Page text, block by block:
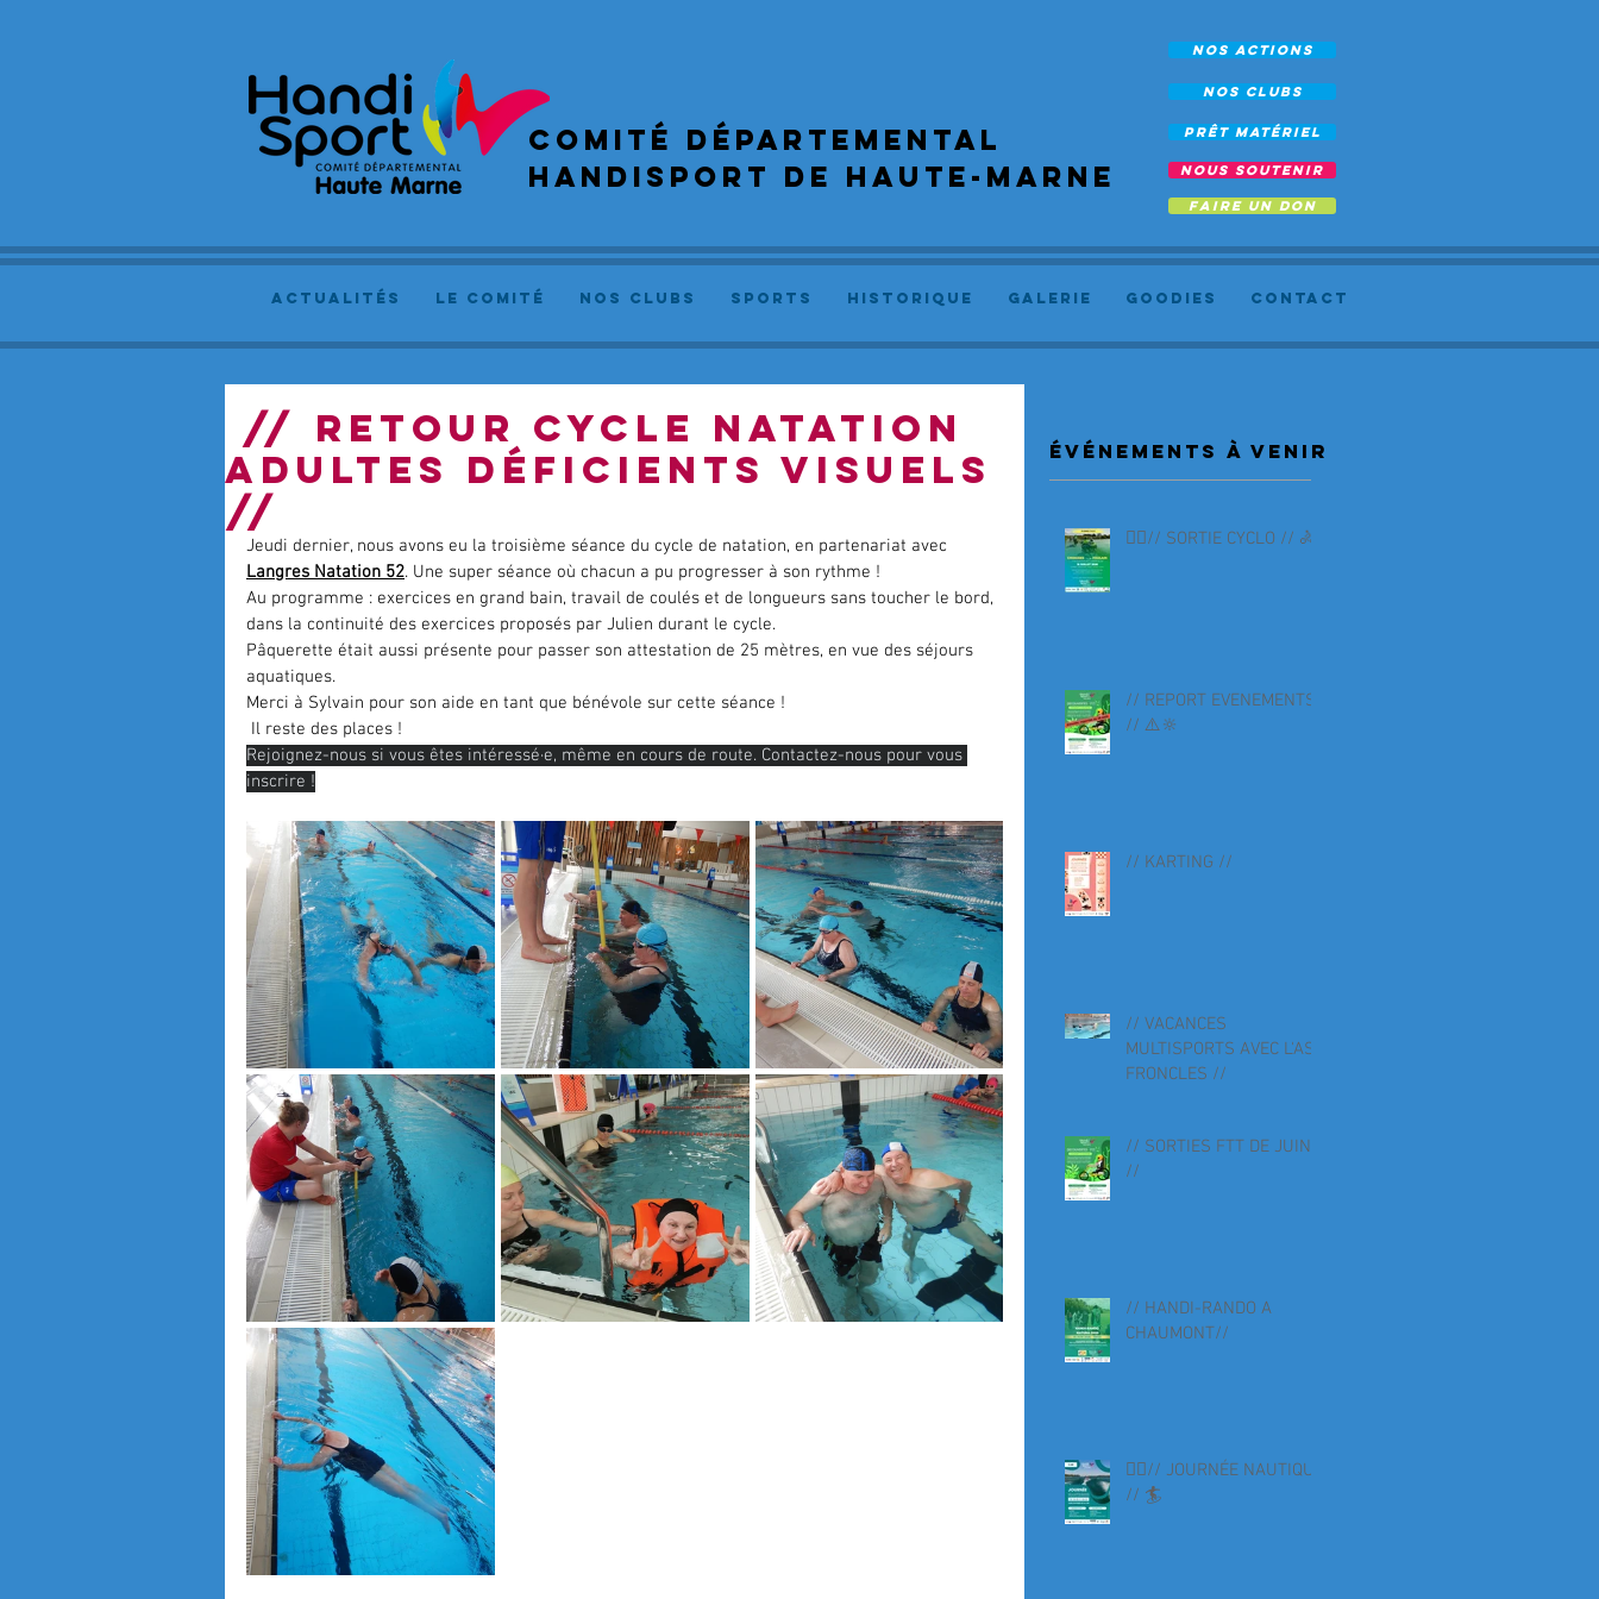
COMIté départemental
handisport de haute-marne
NOUS SOUTENIR
NOS ACTIONS
NOS CLUBS
prêt Matériel
FAIRE UN DON
actualités le comité NOS CLUBS SPORTS Historique GALERIE Goodies Contact
// RETOUR CYCLE NATATION
ADULTES DÉFICIENTS VISUELS
//
Jeudi dernier, nous avons eu la troisième séance du cycle de natation, en partenariat avec
Langres Natation 52. Une super séance où chacun a pu progresser à son rythme !
Au programme : exercices en grand bain, travail de coulés et de longueurs sans toucher le bord,
dans la continuité des exercices proposés par Julien durant le cycle.
Pâquerette était aussi présente pour passer son attestation de 25 mètres, en vue des séjours
aquatiques.
Merci à Sylvain pour son aide en tant que bénévole sur cette séance !
Il reste des places !
Rejoignez-nous si vous êtes intéressé·e, même en cours de route. Contactez-nous pour vous
inscrire !
événements à venir
🚴‍♀️// SORTIE CYCLO // 🚴
// REPORT EVENEMENTS
// ⚠️🔆
// KARTING //
// VACANCES
MULTISPORTS AVEC L'AS
FRONCLES //
// SORTIES FTT DE JUIN
//
// HANDI-RANDO A
CHAUMONT//
🏄‍♀️// JOURNÉE NAUTIQUE
// 🏄